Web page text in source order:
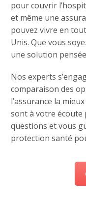
pour couvrir
et même une
pouvez vivre en
Unis. Que vous
une solution
Nos experts
comparaison des
l’assurance la
sont à votre
questions et vous
protection santé